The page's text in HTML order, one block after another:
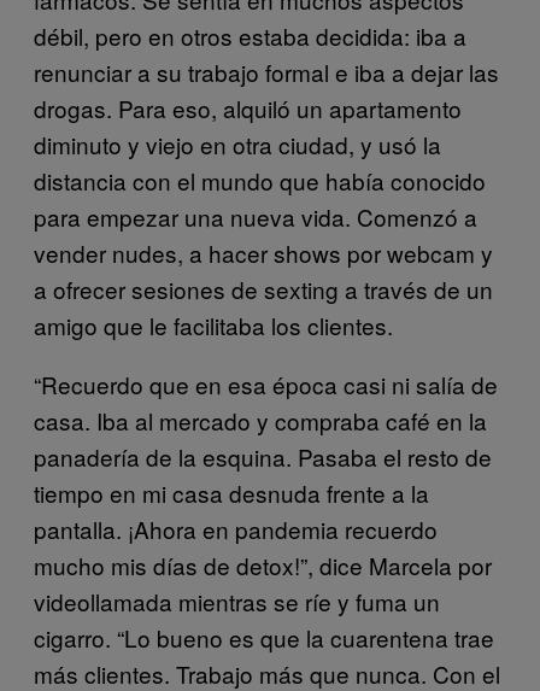
débil, pero en otros estaba decidida: iba a
renunciar a su trabajo formal e iba a dejar las
drogas. Para eso, alquiló un apartamento
diminuto y viejo en otra ciudad, y usó la
distancia con el mundo que había conocido
para empezar una nueva vida. Comenzó a
vender nudes, a hacer shows por webcam y
a ofrecer sesiones de sexting a través de un
amigo que le facilitaba los clientes.
“Recuerdo que en esa época casi ni salía de
casa. Iba al mercado y compraba café en la
panadería de la esquina. Pasaba el resto de
tiempo en mi casa desnuda frente a la
pantalla. ¡Ahora en pandemia recuerdo
mucho mis días de detox!”, dice Marcela por
videollamada mientras se ríe y fuma un
cigarro. “Lo bueno es que la cuarentena trae
más clientes. Trabajo más que nunca. Con el